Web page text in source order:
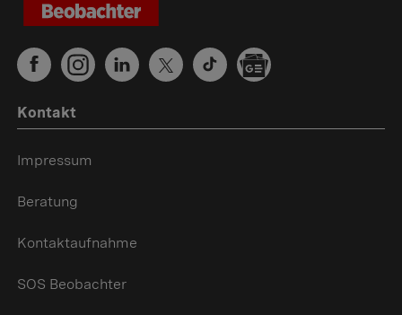
Kontakt
Impressum
Beratung
Kontaktaufnahme
SOS Beobachter